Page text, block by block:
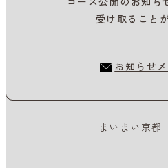
受け取ること
お知らせ
まいまい京都